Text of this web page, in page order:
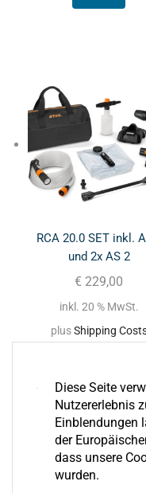
RCA 20.0 SET inkl.
und 2x AS 2
€ 229,00
inkl. 20 % MwSt.
plusShipping
Diese Seite
Nutzererlebnis
Einblendungen
der
dass unsere
wurden.